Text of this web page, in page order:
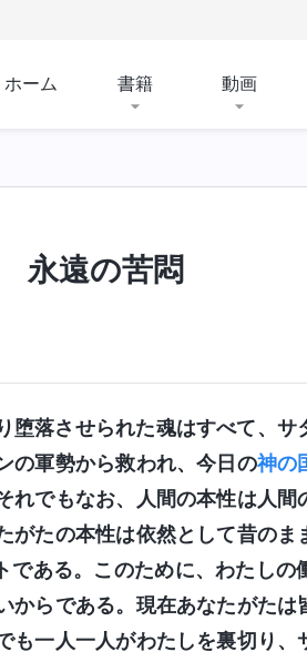
ホーム 書籍 動画
永遠の苦悶
堕落させられた魂はすべて、
の軍勢から救われ、今日の神の
でもなお、人間の本性は人間
がたの本性は依然として昔のま
ある。このために、わたしの
からである。現在あなたがた
も一人一人がわたしを裏切り